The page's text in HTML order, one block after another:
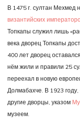
В 1475 г. султан Мехмед
византийских
Топкапы служил лишь
века дворец Топкапы
400 лет дворец
нём жили и правили 25
переехал в новую
Долмабахче. В 1923 году,
другие дворцы, указом
музеем.